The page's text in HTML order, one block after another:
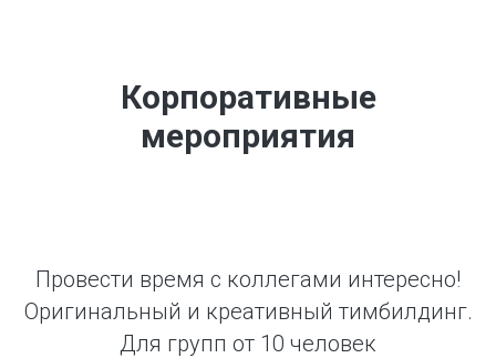
Корпоративные
мероприятия
Провести время с коллегами интересно!
Оригинальный и креативный тимбилдинг.
Для групп от 10 человек